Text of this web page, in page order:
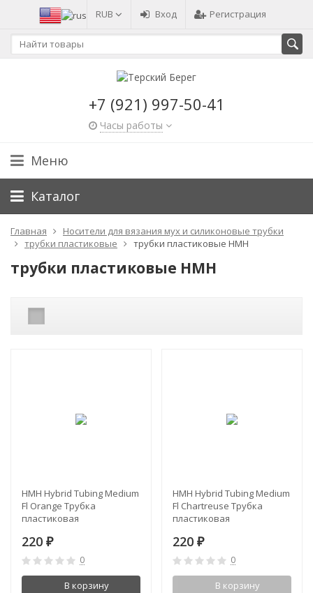
RUB Вход Регистрация
+7 (921) 997-50-41
Часы работы
Меню
Каталог
Главная
Носители для вязания мух и силиконовые трубки
трубки пластиковые
трубки пластиковые HMH
трубки пластиковые HMH
НМН Hybrid Tubing Medium
Fl Orange Трубка
пластиковая
220 ₽
0
В корзину
НМН Hybrid Tubing Medium
Fl Chartreuse Трубка
пластиковая
220 ₽
0
В корзину